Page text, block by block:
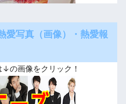
愛写真（画像）・熱愛報
の画像をクリック！